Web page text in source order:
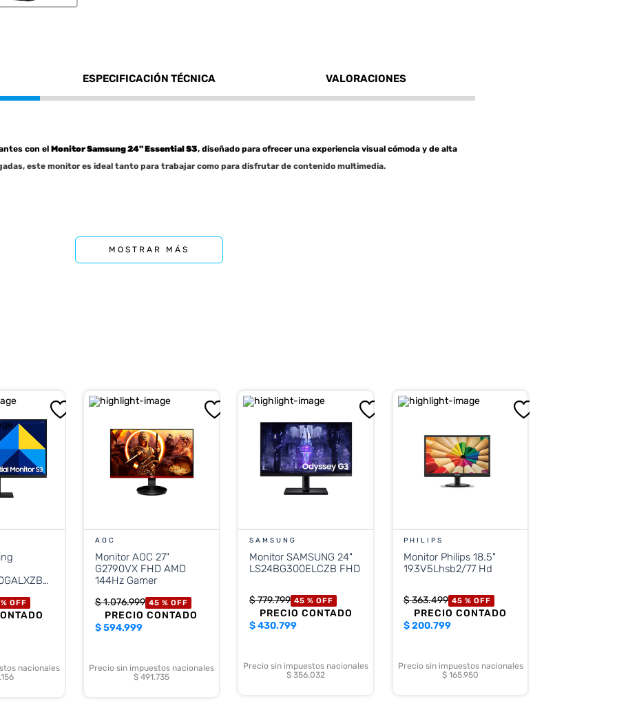
ESPECIFICACIÓN TÉCNICA VALORACIONES
con el Monitor Samsung 24" Essential S3, diseñado para ofrecer una experiencia visual cómoda y de alta
este monitor es ideal tanto para trabajar como para disfrutar de contenido multimedia.
mm
mm
24" LS24D300GALXZBes perfecto para quienes buscan un monitor confiable, con excelente calidad de imagen y
MOSTRAR MÁS
OFF
nacionales
AOC
Monitor AOC 27"
G2790VX FHD AMD
144Hz Gamer
$1.076.999 45 % OFF
PRECIO CONTADO
$594.999
Precio sin impuestos nacionales
$ 491.735
SAMSUNG
Monitor SAMSUNG 24"
LS24BG300ELCZB FHD
$779.799 45 % OFF
PRECIO CONTADO
$430.799
Precio sin impuestos nacionales
$ 356.032
PHILIPS
Monitor Philips 18.5"
193V5Lhsb2/77 Hd
$363.499 45 % OFF
PRECIO CONTADO
$200.799
Precio sin impuestos nacionales
$ 165.950